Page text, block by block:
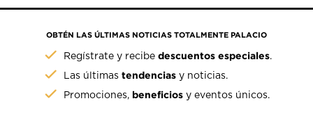
OBTÉN LAS ÚLTIMAS NOTICIAS TOTALMENTE PALACIO
Regístrate y recibedescuentos especiales.
Las últimastendencias y noticias.
Promociones, beneficios y eventos únicos.